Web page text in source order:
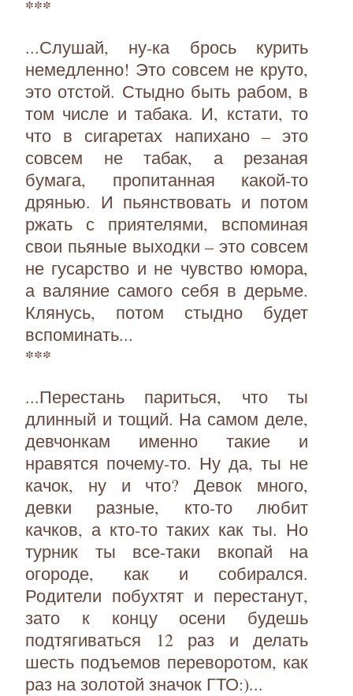
***
...Слушай, ну-ка брось курить
немедленно! Это совсем не круто,
это отстой. Стыдно быть рабом, в
том числе и табака. И, кстати, то
что в сигаретах напихано – это
совсем не табак, а резаная
бумага, пропитанная какой-то
дрянью. И пьянствовать и потом
ржать с приятелями, вспоминая
свои пьяные выходки – это совсем
не гусарство и не чувство юмора,
а валяние самого себя в дерьме.
Клянусь, потом стыдно будет
вспоминать...
***
...Перестань париться, что ты
длинный и тощий. На самом деле,
девчонкам именно такие и
нравятся почему-то. Ну да, ты не
качок, ну и что? Девок много,
девки разные, кто-то любит
качков, а кто-то таких как ты. Но
турник ты все-таки вкопай на
огороде, как и собирался.
Родители побухтят и перестанут,
зато к концу осени будешь
подтягиваться 12 раз и делать
шесть подъемов переворотом, как
раз на золотой значок ГТО:)...